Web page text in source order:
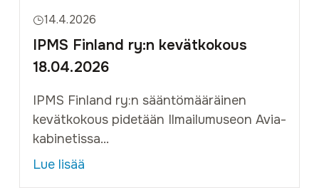
14.4.2026
IPMS Finland ry:n kevätkokous
18.04.2026
IPMS Finland ry:n sääntömääräinen
kevätkokous pidetään Ilmailumuseon Avia-
kabinetissa...
Lue lisää